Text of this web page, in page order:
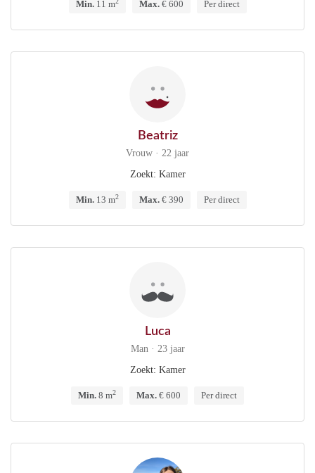
Min.11 m Max.€ 600 Per direct
Beatriz
Vrouw · 22 jaar
Zoekt: Kamer
Min.13 m2 Max.€ 390 Per direct
Luca
Man · 23 jaar
Zoekt: Kamer
Min. 8 m2 Max. € 600 Per direct